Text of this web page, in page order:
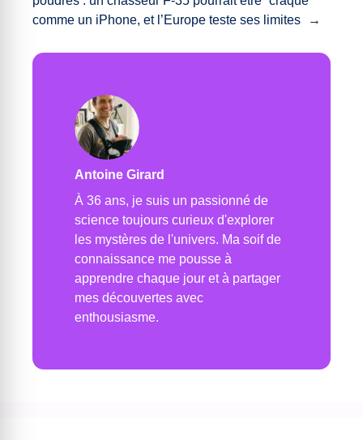
comme un iPhone, et l’Europe teste ses limites
→
Antoine Girard
À 36 ans, je suis un passionné de
science toujours curieux d'explorer
les mystères de l'univers. Ma soif de
connaissance me pousse à
apprendre chaque jour et à partager
mes découvertes avec
enthousiasme.